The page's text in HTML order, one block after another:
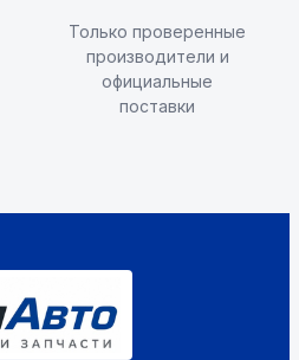
Только проверенные
производители и
официальные
поставки